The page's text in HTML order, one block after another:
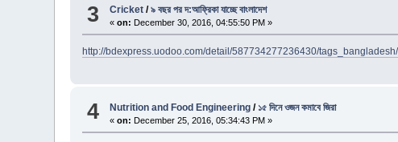
3 Cricket /৯ বছর পর দ:আফ্রিকা যাচ্ছে বাংলাদেশ
«on: December 30, 2016, 04:55:50 PM »
http://bdexpress.uodoo.com/detail/587734277236430/
4 Nutrition and Food Engineering / ১৫ দিনে ওজন কমাবে জিরা
«on: December 25, 2016, 05:34:43 PM »